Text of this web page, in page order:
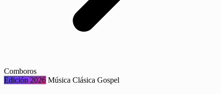
Comboros
Edición 2026 Música Clásica Gospel